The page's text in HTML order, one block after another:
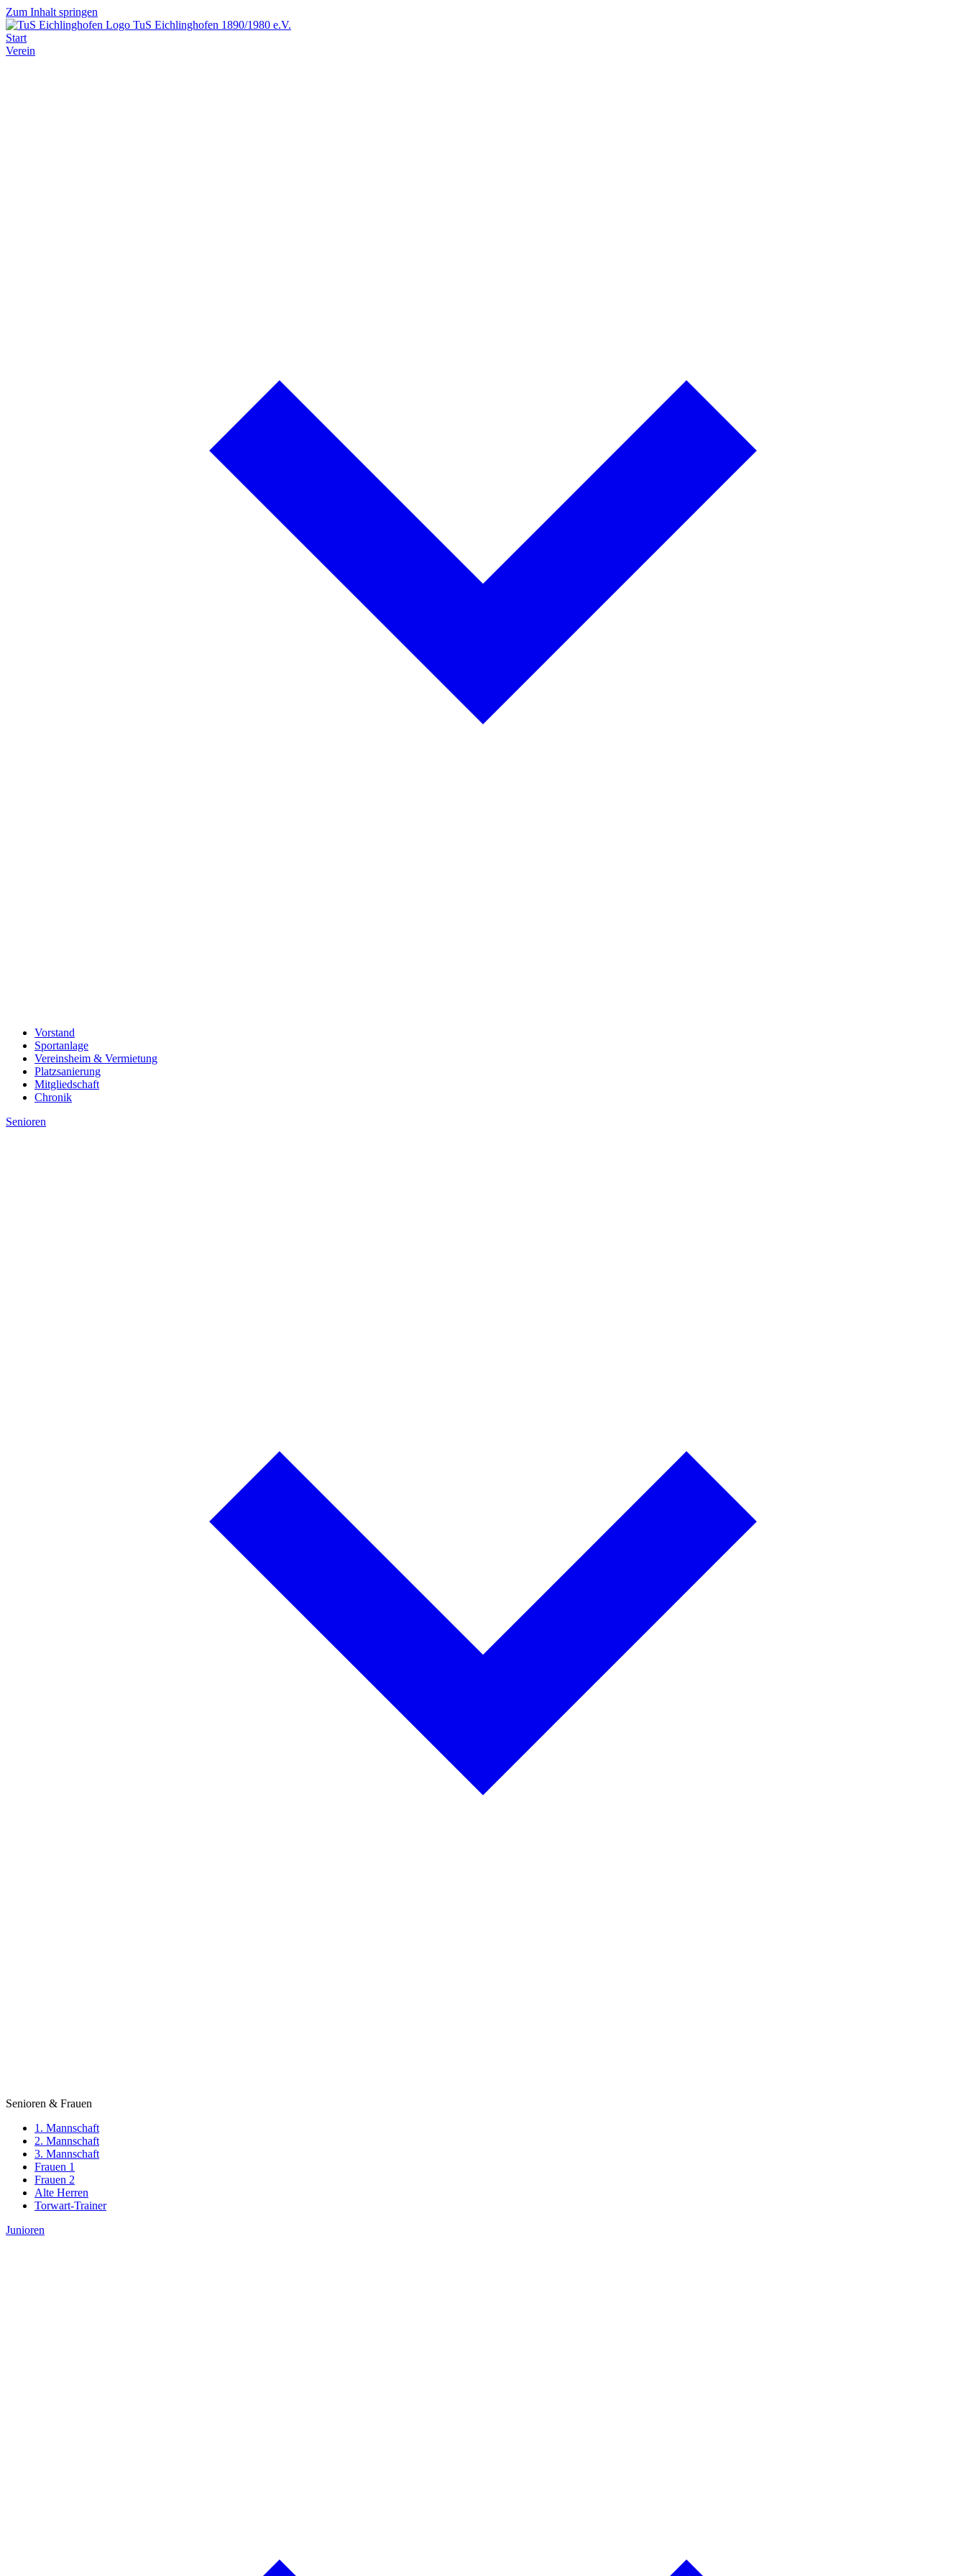
Zum Inhalt springen
TuS Eichlinghofen 1890/1980 e.V.
Start
Verein
Vorstand
Sportanlage
Vereinsheim & Vermietung
Platzsanierung
Mitgliedschaft
Chronik
Senioren
Senioren & Frauen
1. Mannschaft
2. Mannschaft
3. Mannschaft
Frauen 1
Frauen 2
Alte Herren
Torwart-Trainer
Junioren